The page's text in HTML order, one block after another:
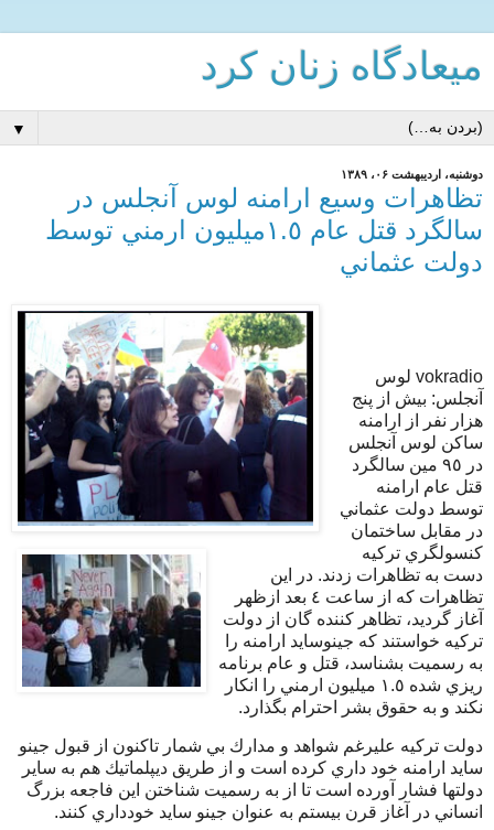
میعادگاه زنان كرد
▼
دوشنبه، اردیبهشت ۰۶، ۱۳۸۹
تظاهرات وسيع ارامنه لوس آنجلس در
سالگرد قتل عام ١.٥ميليون ارمني توسط
دولت عثماني
vokradio لوس
آنجلس: بيش از پنج
هزار نفر از ارامنه
ساكن لوس آنجلس
در ٩٥ مين سالگرد
قتل عام ارامنه
توسط دولت عثماني
در مقابل ساختمان
كنسولگري تركيه
دست به تظاهرات زدند. در اين
تظاهرات كه از ساعت ٤ بعد ازظهر
آغاز گرديد، تظاهر كننده گان از دولت
تركيه خواستند كه جينوسايد ارامنه را
به رسميت بشناسد، قتل و عام برنامه
ريزي شده ١.٥ ميليون ارمني را انكار
نكند و به حقوق بشر احترام بگذارد.
دولت تركيه عليرغم شواهد و مدارك بي شمار تاكنون از قبول جينو
سايد ارامنه خود داري كرده است و از طريق ديپلماتيك هم به ساير
دولتها فشار آورده است تا از به رسميت شناختن اين فاجعه بزرگ
انساني در آغاز قرن بيستم به عنوان جينو سايد خودداري كنند.